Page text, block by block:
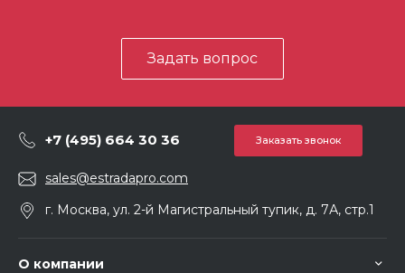
Задать вопрос
+7 (495) 664 30 36 Заказать звонок
sales@estradapro.com
г. Москва, ул. 2-й Магистральный тупик, д. 7А, стр.1
О компании